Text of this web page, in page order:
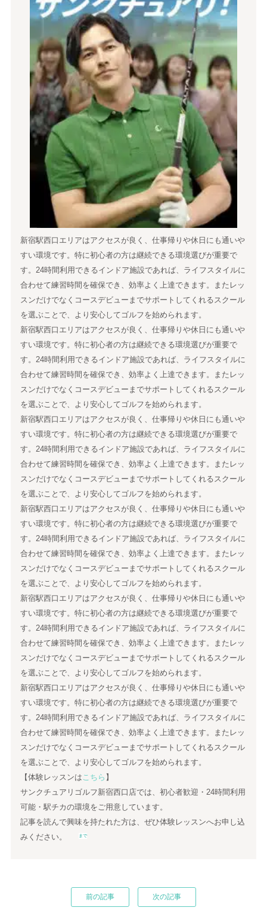
新宿駅西口エリアはアクセスが良く、仕事帰りや休日にも通いや
すい環境です。特に初心者の方は継続できる環境選びが重要で
す。24時間利用できるインドア施設であれば、ライフスタイルに
合わせて練習時間を確保でき、効率よく上達できます。またレッ
スンだけでなくコースデビューまでサポートしてくれるスクール
を選ぶことで、より安心してゴルフを始められます。
新宿駅西口エリアはアクセスが良く、仕事帰りや休日にも通いや
すい環境です。特に初心者の方は継続できる環境選びが重要で
す。24時間利用できるインドア施設であれば、ライフスタイルに
合わせて練習時間を確保でき、効率よく上達できます。またレッ
スンだけでなくコースデビューまでサポートしてくれるスクール
を選ぶことで、より安心してゴルフを始められます。
新宿駅西口エリアはアクセスが良く、仕事帰りや休日にも通いや
すい環境です。特に初心者の方は継続できる環境選びが重要で
す。24時間利用できるインドア施設であれば、ライフスタイルに
合わせて練習時間を確保でき、効率よく上達できます。またレッ
スンだけでなくコースデビューまでサポートしてくれるスクール
を選ぶことで、より安心してゴルフを始められます。
新宿駅西口エリアはアクセスが良く、仕事帰りや休日にも通いや
すい環境です。特に初心者の方は継続できる環境選びが重要で
す。24時間利用できるインドア施設であれば、ライフスタイルに
合わせて練習時間を確保でき、効率よく上達できます。またレッ
スンだけでなくコースデビューまでサポートしてくれるスクール
を選ぶことで、より安心してゴルフを始められます。
新宿駅西口エリアはアクセスが良く、仕事帰りや休日にも通いや
すい環境です。特に初心者の方は継続できる環境選びが重要で
す。24時間利用できるインドア施設であれば、ライフスタイルに
合わせて練習時間を確保でき、効率よく上達できます。またレッ
スンだけでなくコースデビューまでサポートしてくれるスクール
を選ぶことで、より安心してゴルフを始められます。
新宿駅西口エリアはアクセスが良く、仕事帰りや休日にも通いや
すい環境です。特に初心者の方は継続できる環境選びが重要で
す。24時間利用できるインドア施設であれば、ライフスタイルに
合わせて練習時間を確保でき、効率よく上達できます。またレッ
スンだけでなくコースデビューまでサポートしてくれるスクール
を選ぶことで、より安心してゴルフを始められます。
【体験レッスンは こちら 】
サンクチュアリゴルフ新宿西口店では、初心者歓迎・24時間利用
可能・駅チカの環境をご用意しています。
記事を読んで興味を持たれた方は、ぜひ体験レッスンへお申し込
みください。
前の記事 次の記事
まで